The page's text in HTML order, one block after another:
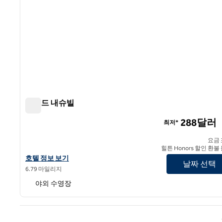
콘래드 내슈빌
콘래드 내슈빌의 호텔 정보 보기
호텔 정보 보기
6.79 마일리지
최저* 288달러
요금
힐튼 Honors 할인 환불
날짜 선택
야외 수영장
이